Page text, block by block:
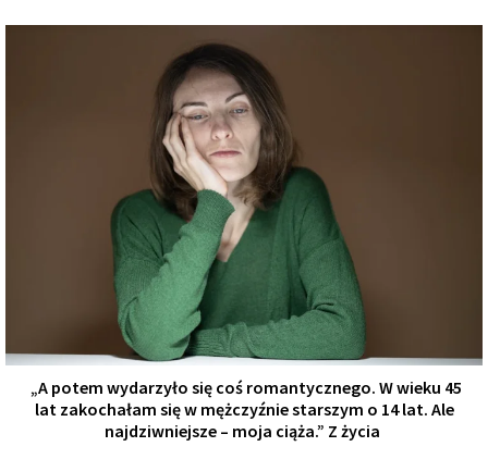
„A potem wydarzyło się coś romantycznego. W wieku 45
lat zakochałam się w mężczyźnie starszym o 14 lat. Ale
najdziwniejsze – moja ciąża.” Z życia